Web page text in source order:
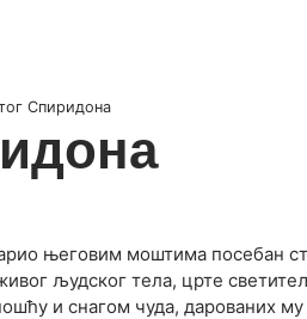
Спиридона
његовим моштима посебан
људског тела, црте
и снагом чуда, дарованих